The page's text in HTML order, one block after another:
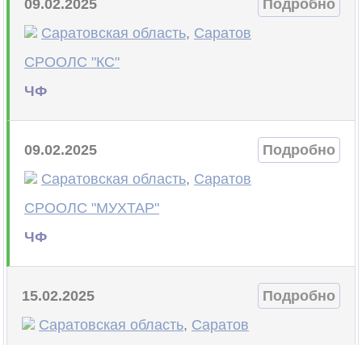
09.02.2025
Подробно
Саратовская область, Саратов
СРООЛС "КС"
ЧФ
09.02.2025
Подробно
Саратовская область, Саратов
СРООЛС "МУХТАР"
ЧФ
15.02.2025
Подробно
Саратовская область, Саратов